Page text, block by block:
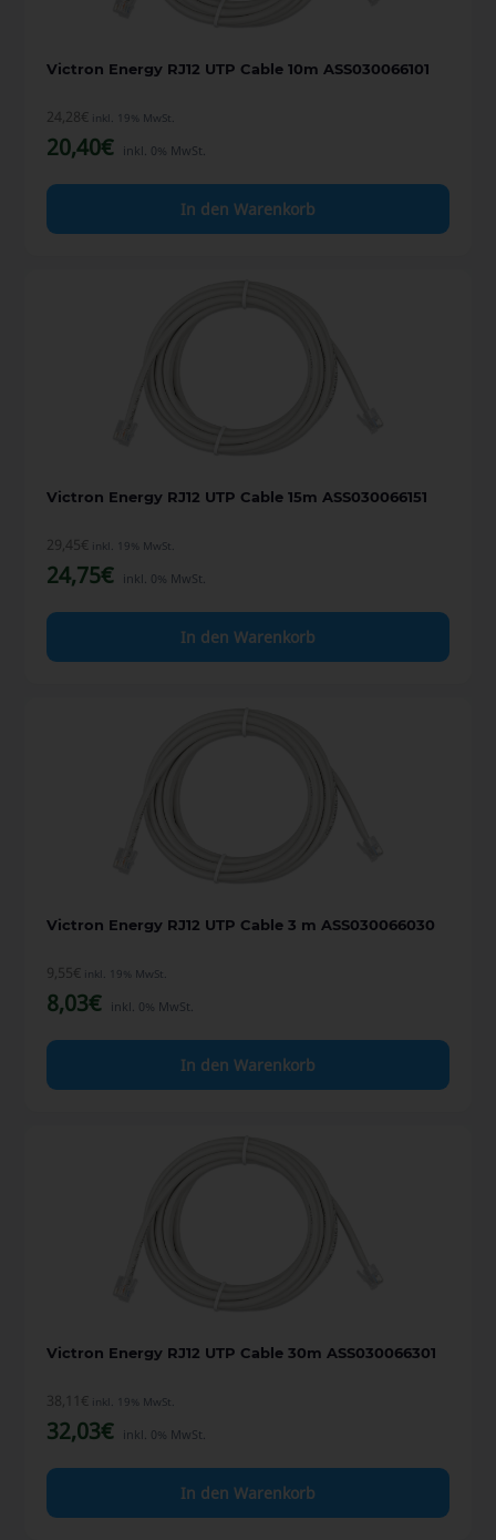
Victron Energy RJ12 UTP Cable 10m ASS030066101
24,28€ inkl. 19% MwSt.
20,40€ inkl. 0% MwSt.
In den Warenkorb
Victron Energy RJ12 UTP Cable 15m ASS030066151
29,45€ inkl. 19% MwSt.
24,75€ inkl. 0% MwSt.
In den Warenkorb
Victron Energy RJ12 UTP Cable 3 m ASS030066030
9,55€ inkl. 19% MwSt.
8,03€ inkl. 0% MwSt.
In den Warenkorb
Victron Energy RJ12 UTP Cable 30m ASS030066301
38,11 € inkl. 19% MwSt.
32,03€ inkl. 0% MwSt.
In den Warenkorb